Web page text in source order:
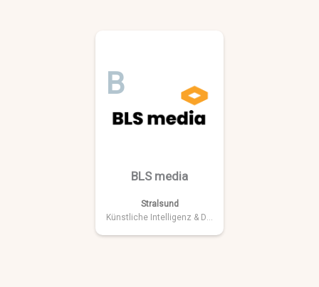
B
BLS media
Stralsund